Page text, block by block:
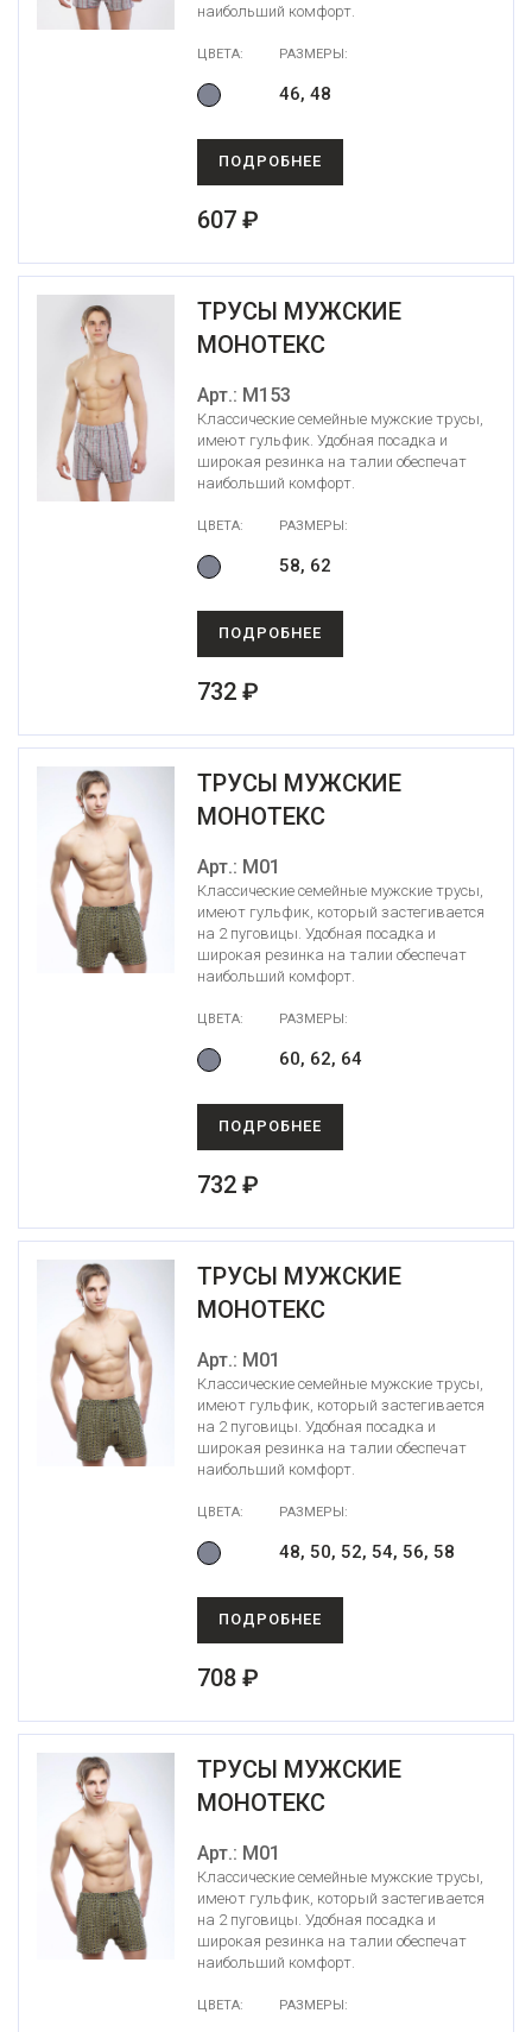
наибольший комфорт.
ЦВЕТА: РАЗМЕРЫ:
46, 48
ПОДРОБНЕЕ
607 ₽
ТРУСЫ МУЖСКИЕ
МОНОТЕКС
Арт.: М153
Классические семейные мужские трусы,
имеют гульфик. Удобная посадка и
широкая резинка на талии обеспечат
наибольший комфорт.
ЦВЕТА: РАЗМЕРЫ:
58, 62
ПОДРОБНЕЕ
732 ₽
ТРУСЫ МУЖСКИЕ
МОНОТЕКС
Арт.: М01
Классические семейные мужские трусы,
имеют гульфик, который застегивается
на 2 пуговицы. Удобная посадка и
широкая резинка на талии обеспечат
наибольший комфорт.
ЦВЕТА: РАЗМЕРЫ:
60, 62, 64
ПОДРОБНЕЕ
732 ₽
ТРУСЫ МУЖСКИЕ
МОНОТЕКС
Арт.: М01
Классические семейные мужские трусы,
имеют гульфик, который застегивается
на 2 пуговицы. Удобная посадка и
широкая резинка на талии обеспечат
наибольший комфорт.
ЦВЕТА: РАЗМЕРЫ:
48, 50, 52, 54, 56, 58
ПОДРОБНЕЕ
708 ₽
ТРУСЫ МУЖСКИЕ
МОНОТЕКС
Арт.: М01
Классические семейные мужские трусы,
имеют гульфик, который застегивается
на 2 пуговицы. Удобная посадка и
широкая резинка на талии обеспечат
наибольший комфорт.
ЦВЕТА: РАЗМЕРЫ: